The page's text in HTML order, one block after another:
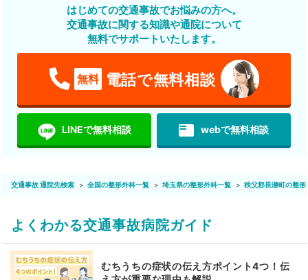
はじめての交通事故でお悩みの方へ。
交通事故に関する知識や通院について
無料でサポートいたします。
無料 電話で無料相談
LINEで無料相談 featured_play_list webで無料相談
交通事故 通院先検索 全国の整形外科一覧 埼玉県の整形外科一覧 秩父郡長瀞町の整形
よくわかる交通事故病院ガイド
むちうちの症状の伝え方ポイント4つ！伝